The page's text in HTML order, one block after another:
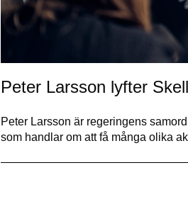
Peter Larsson lyfter
Peter Larsson är regeringens
som handlar om att få många olika